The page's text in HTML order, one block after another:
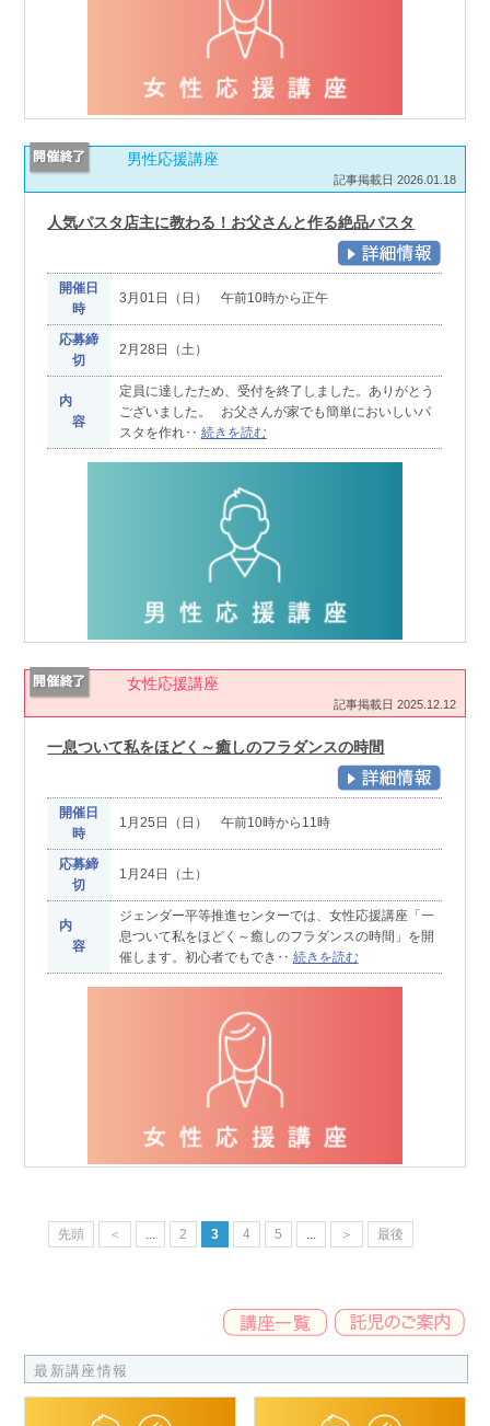
男性応援講座
記事掲載日 2026.01.18
人気パスタ店主に教わる！お父さんと作る絶品パスタ
開催日
時
3月01日（日） 午前10時から正午
応募締
切
2月28日（土）
内
容
定員に達したため、受付を終了しました。ありがとう
ございました。 お父さんが家でも簡単においしいパ
スタを作れ‥ 続きを読む
女性応援講座
記事掲載日 2025.12.12
一息ついて私をほどく～癒しのフラダンスの時間
開催日
時
1月25日（日） 午前10時から11時
応募締
切
1月24日（土）
内
容
ジェンダー平等推進センターでは、女性応援講座「一
息ついて私をほどく～癒しのフラダンスの時間」を開
催します。初心者でもでき‥ 続きを読む
先頭 ＜ ... 2 3 4 5 ... ＞ 最後
最新講座情報